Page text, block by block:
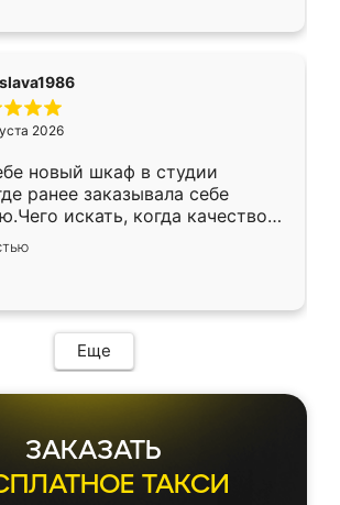
2026
новый шкаф в студии
ранее заказывала себе
искать, когда качеством
Служит кухня уже почти
нет.
Еще
ЗАКАЗАТЬ
ТАКСИ